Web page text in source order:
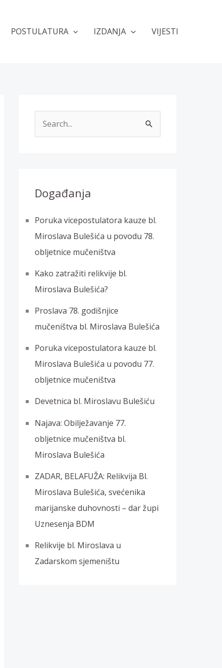
POSTULATURA IZDANJA VIJESTI
r
Događanja
Poruka vicepostulatora kauze bl.
Miroslava Bulešića u povodu 78.
obljetnice mučeništva
Kako zatražiti relikvije bl.
Miroslava Bulešića?
Proslava 78. godišnjice
mučeništva bl. Miroslava Bulešića
Poruka vicepostulatora kauze bl.
Miroslava Bulešića u povodu 77.
obljetnice mučeništva
Devetnica bl. Miroslavu Bulešiću
Najava: Obilježavanje 77.
obljetnice mučeništva bl.
Miroslava Bulešića
ZADAR, BELAFUŽA: Relikvija Bl.
Miroslava Bulešića, svećenika
marijanske duhovnosti – dar župi
Uznesenja BDM
Relikvije bl. Miroslava u
Zadarskom sjemeništu